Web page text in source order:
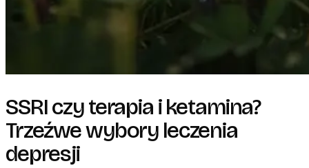
SSRI czy terapia i ketamina?
Trzeźwe wybory leczenia
depresji